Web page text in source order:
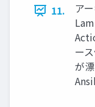
11.
ア
ー
が